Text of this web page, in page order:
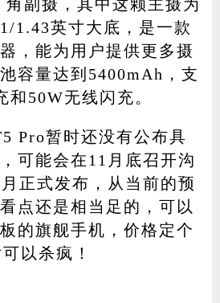
副摄，其中这颗主摄为
1.43英寸大底，是一款
，能为用户提供更多摄
容量达到5400mAh，支
和50W无线闪充。
Pro暂时还没有公布具
可能会在11月底召开沟
正式发布，从当前的预
点还是相当足的，可以
的旗舰手机，价格定个
以杀疯！